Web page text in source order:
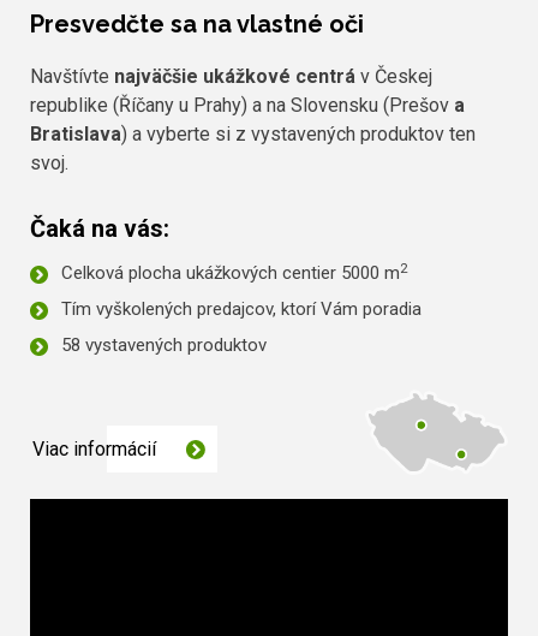
Presvedčte sa na vlastné oči
Navštívte najväčšie ukážkové centrá v Českej
republike (Říčany u Prahy) a na Slovensku (Prešov a
Bratislava) a vyberte si z vystavených produktov ten
svoj.
Čaká na vás:
Celková plocha ukážkových centier 5000 m2
Tím vyškolených predajcov, ktorí Vám poradia
58 vystavených produktov
Viac informácií